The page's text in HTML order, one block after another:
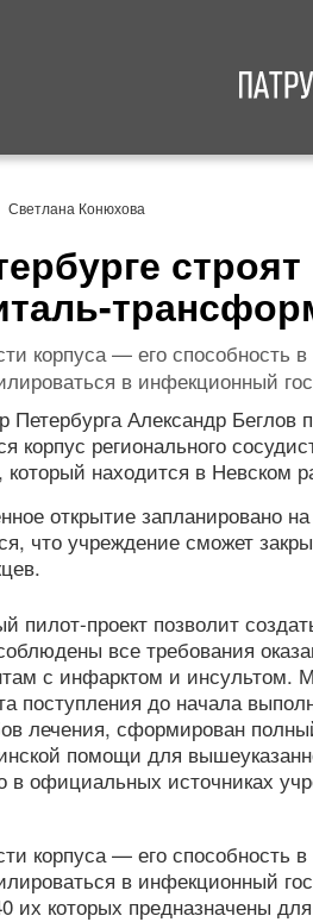
Светлана Конюхова
корпуса — его способность
в инфекционный
Петербурга Александр
корпус регионального
находится в Невском
открытие запланировано
что учреждение сможет
пилот-проект позволит
все требования
с инфарктом и инсультом.
поступления до начала
лечения, сформирован
помощи для
в официальных источниках
корпуса — его способность
в инфекционный
их которых предназначены